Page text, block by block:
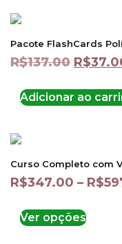
Pacote FlashCards
R$137.00 R$
Adicionar ao
Curso Completo com
R$347.00 – R$
Ver opções